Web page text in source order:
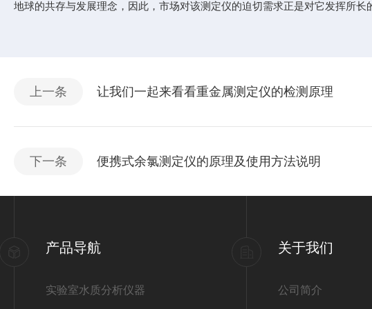
地球的共存与发展理念，因此，市场对该测定仪的迫切需求正是对它发挥所
上一条 让我们一起来看看重金属测定仪的检测原理
下一条 便携式余氯测定仪的原理及使用方法说明
产品导航
实验室水质分析仪器
关于我们
公司简介